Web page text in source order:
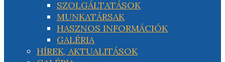
SZOLGÁLTATÁSOK
MUNKATÁRSAK
HASZNOS INFORMÁCIÓK
GALÉRIA
HÍREK, AKTUALITÁSOK